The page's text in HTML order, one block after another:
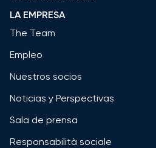
LA EMPRESA
The Team
Empleo
Nuestros socios
Noticias y Perspectivas
Sala de prensa
Responsabilità sociale